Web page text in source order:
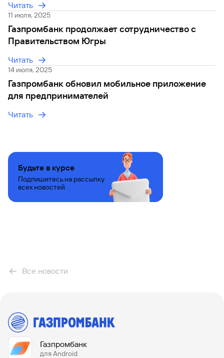
Быстрый
поиск
по
Вклады
Вклады
Все новости
Читать
11 июля, 2025
Газпромбанк продолжает сотрудничество с
Правительством Югры
Читать
14 июля, 2025
Газпромбанк обновил мобильное приложение
для предпринимателей
Читать
Будьте в курсе
Подпишитесь на рассылку
всех новостей
Газпромбанк
для Android